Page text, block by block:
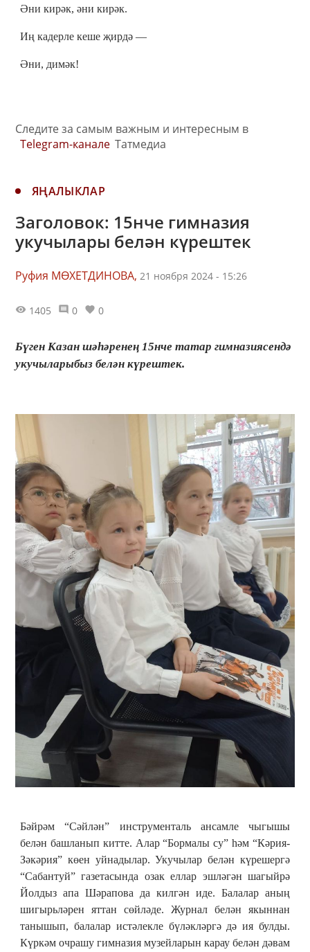
Әни кирәк, әни кирәк.
Иң кадерле кеше җирдә —
Әни, димәк!
Следите за самым важным и интересным в
Telegram-канале Татмедиа
ЯҢАЛЫКЛАР
Заголовок: 15нче гимназия
укучылары белән күрештек
Руфия МӨХЕТДИНОВА, 21 ноября 2024 - 15:26
1405 0 0
Бүген Казан шәһәренең 15нче татар гимназиясендә
укучыларыбыз белән күрештек.
Бәйрәм “Сәйлән” инструменталь ансамле чыгышы
белән башланып китте. Алар “Бормалы су” һәм “Кәрия-
Зәкәрия” көен уйнадылар. Укучылар белән күрешергә
“Сабантуй” газетасында озак еллар эшләгән шагыйрә
Йолдыз апа Шәрапова да килгән иде. Балалар аның
шигырьләрен яттан сөйләде. Журнал белән якыннан
танышып, балалар истәлекле бүләкләргә дә ия булды.
Күркәм очрашу гимназия музейларын карау белән дәвам